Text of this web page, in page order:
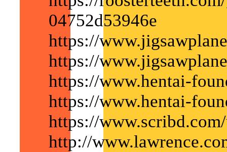
04752d53946e
https://
https://
https://www.hentai-
https://www.hentai-
https://
http://